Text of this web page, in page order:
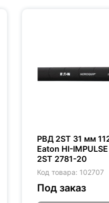
РВД 2ST 31 мм
Eaton HI-
2ST 2781-20
Код товара: 102707
Под заказ